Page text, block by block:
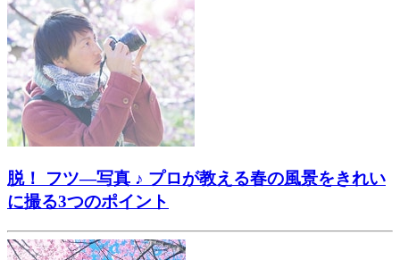
脱！ フツ―写真 ♪ プロが教える春の風景をきれい
に撮る3つのポイント